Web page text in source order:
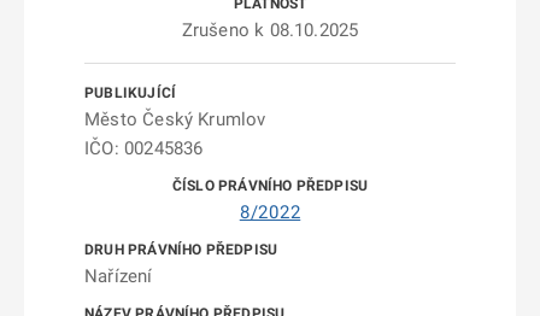
Zrušeno k 08.10.2025
Město Český Krumlov
IČO: 00245836
8/2022
Nařízení